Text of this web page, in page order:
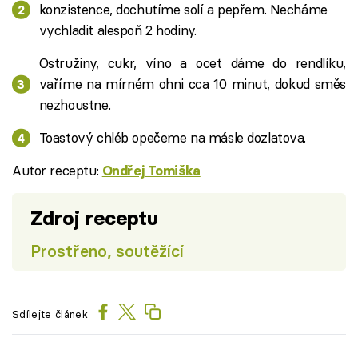
konzistence, dochutíme solí a pepřem. Necháme
vychladit alespoň 2 hodiny.
Ostružiny, cukr, víno a ocet dáme do rendlíku,
vaříme na mírném ohni cca 10 minut, dokud směs
nezhoustne.
Toastový chléb opečeme na másle dozlatova.
Autor receptu: Ondřej Tomiška
Zdroj receptu
Prostřeno, soutěžící
Sdílejte článek